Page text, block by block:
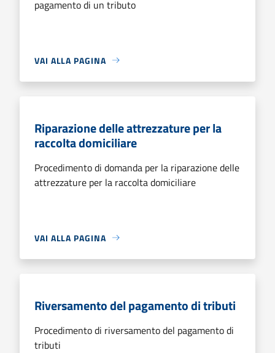
pagamento di un tributo
VAI ALLA PAGINA
Riparazione delle attrezzature per la
raccolta domiciliare
Procedimento di domanda per la riparazione delle
attrezzature per la raccolta domiciliare
VAI ALLA PAGINA
Riversamento del pagamento di tributi
Procedimento di riversamento del pagamento di
tributi